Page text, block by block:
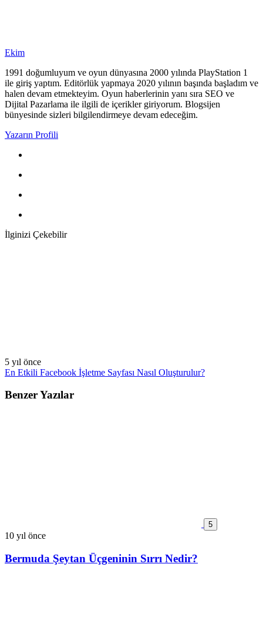
Ekim
1991 doğumluyum ve oyun dünyasına 2000 yılında PlayStation 1
ile giriş yaptım. Editörlük yapmaya 2020 yılının başında başladım ve
halen devam etmekteyim. Oyun haberlerinin yanı sıra SEO ve
Dijital Pazarlama ile ilgili de içerikler giriyorum. Blogsijen
bünyesinde sizleri bilgilendirmeye devam edeceğim.
Yazarın Profili
İlginizi Çekebilir
5 yıl önce
En Etkili Facebook İşletme Sayfası Nasıl Oluşturulur?
Benzer Yazılar
5
10 yıl önce
Bermuda Şeytan Üçgeninin Sırrı Nedir?